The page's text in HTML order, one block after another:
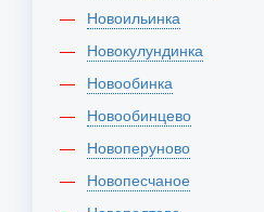
Новоильинка
Новокулундинка
Новообинка
Новообинцево
Новоперуново
Новопесчаное